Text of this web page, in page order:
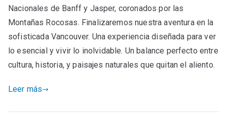
Nacionales de Banff y Jasper, coronados por las
Montañas Rocosas. Finalizaremos nuestra aventura en la
sofisticada Vancouver. Una experiencia diseñada para ver
lo esencial y vivir lo inolvidable. Un balance perfecto entre
cultura, historia, y paisajes naturales que quitan el aliento.
Leer más